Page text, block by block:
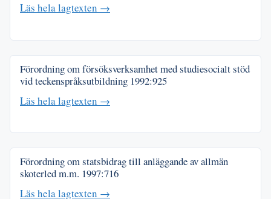
Läs hela lagtexten →
Förordning om försöksverksamhet med studiesocialt stöd
vid teckenspråksutbildning 1992:925
Läs hela lagtexten →
Förordning om statsbidrag till anläggande av allmän
skoterled m.m. 1997:716
Läs hela lagtexten →